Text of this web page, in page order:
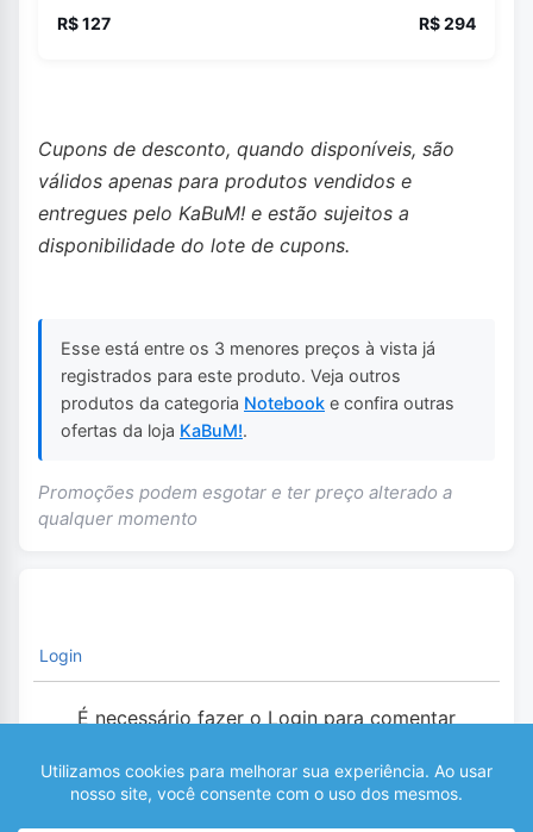
R$ 127 R$ 294
Cupons de desconto, quando disponíveis, são
válidos apenas para produtos vendidos e
entregues pelo KaBuM! e estão sujeitos a
disponibilidade do lote de cupons.
Esse está entre os 3 menores preços à vista já
registrados para este produto. Veja outros
produtos da categoria Notebook e confira outras
ofertas da loja KaBuM!.
Promoções podem esgotar e ter preço alterado a
qualquer momento
Login
É necessário fazer o Login para comentar
0 COMENTÁRIOS